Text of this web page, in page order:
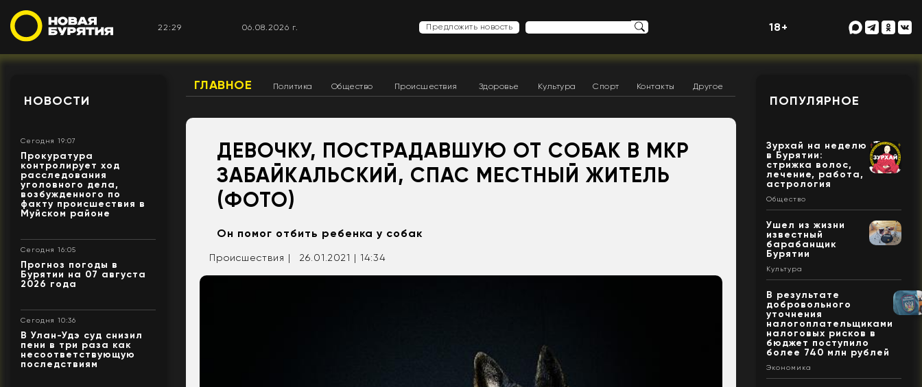
22:29 06.08.2026 г. Предложить новость 18+
НОВОСТИ
Сегодня 19:07
Прокуратура
контролирует ход
расследования
уголовного дела,
возбужденного по
факту происшествия в
Муйском районе
Сегодня 16:05
Прогноз погоды в
Бурятии на 07 августа
2026 года
Сегодня 10:36
В Улан-Удэ суд снизил
пени в три раза как
несоответствующую
последствиям
ГЛАВНОЕ Политика Общество Происшествия Здоровье Культура Спорт Контакты Другое
ДЕВОЧКУ, ПОСТРАДАВШУЮ ОТ СОБАК В МКР
ЗАБАЙКАЛЬСКИЙ, СПАС МЕСТНЫЙ ЖИТЕЛЬ
(ФОТО)
Он помог отбить ребенка у собак
Происшествия | 26.01.2021 | 14:34
ПОПУЛЯРНОЕ
Зурхай на неделю
в Бурятии:
стрижка волос,
лечение, работа,
астрология
Общество
Ушел из жизни
известный
барабанщик
Бурятии
Культура
В результате
добровольного
уточнения
налогоплательщиками
налоговых рисков в
бюджет поступило
более 740 млн рублей
Экономика